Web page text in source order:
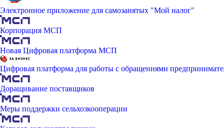
Электронное приложение для самозанятых "Мой налог"
Корпорация МСП
Новая Цифровая платформа МСП
Цифровая платформа для работы с обращениями
Доращивание поставщиков
Меры поддержки сельхозкооперации